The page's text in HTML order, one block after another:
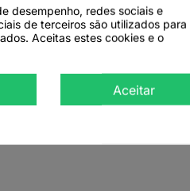
do Brasil, América do Sul,
revitalizar corpo e mente,
desempenho, redes sociais e
de terceiros são utilizados para
Aceitas estes cookies e o
Aceitar